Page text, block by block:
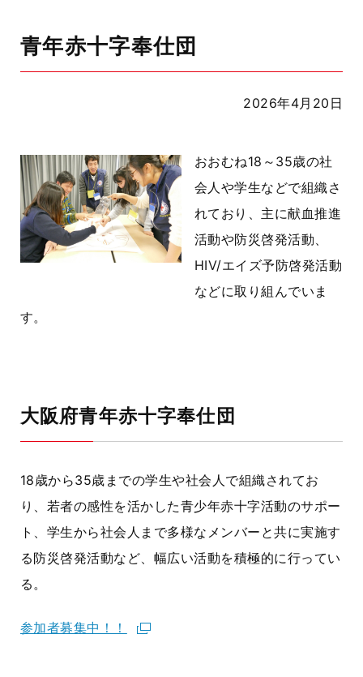
青年赤十字奉仕団
2026年4月20日
おおむね18～35歳の社
会人や学生などで組織さ
れており、主に献血推進
活動や防災啓発活動、
HIV/エイズ予防啓発活動
などに取り組んでいま
す。
大阪府青年赤十字奉仕団
18歳から35歳までの学生や社会人で組織されてお
り、若者の感性を活かした青少年赤十字活動のサポー
ト、学生から社会人まで多様なメンバーと共に実施す
る防災啓発活動など、幅広い活動を積極的に行ってい
る。
参加者募集中！！